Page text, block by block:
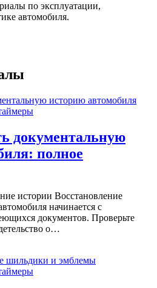
по эксплуатации,
автомобиля.
документальную
полное
истории Восстановление
начинается с
документов. Проверьте
о…